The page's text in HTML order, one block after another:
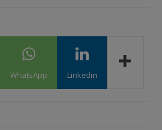
WhatsApp Linkedin